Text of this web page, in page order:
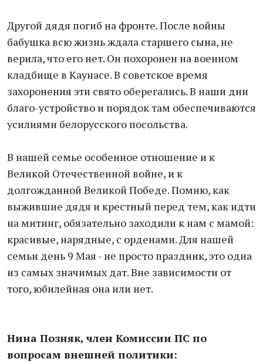
Другой дядя погиб на фронте. После войны
бабушка всю жизнь ждала старшего сына, не
верила, что его нет. Он похоронен на военном
кладбище в Каунасе. В советское время
захоронения эти свято оберегались. В наши дни
благо-устройство и порядок там обеспечиваются
усилиями белорусского посольства.
В нашей семье особенное отношение и к
Великой Отечественной войне, и к
долгожданной Великой Победе. Помню, как
выжившие дядя и крестный перед тем, как идти
на митинг, обязательно заходили к нам с мамой:
красивые, нарядные, с орденами. Для нашей
семьи день 9 Мая - не просто праздник, это одна
из самых значимых дат. Вне зависимости от
того, юбилейная она или нет.
Нина Позняк, член Комиссии ПС по
вопросам внешней политики: